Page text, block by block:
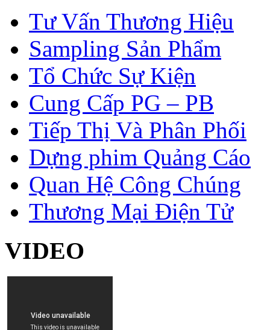
Tư Vấn Thương Hiệu
Sampling Sản Phẩm
Tổ Chức Sự Kiện
Cung Cấp PG – PB
Tiếp Thị Và Phân Phối
Dựng phim Quảng Cáo
Quan Hệ Công Chúng
Thương Mại Điện Tử
VIDEO